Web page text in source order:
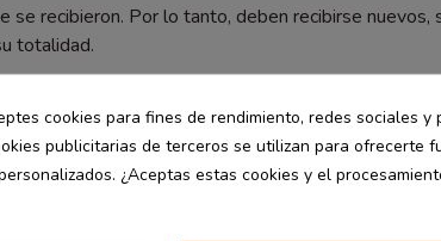
recibieron. Por lo tanto, deben recibirse
totalidad.
velas de chocolate, bengalas,…)
cookies para fines de rendimiento, redes sociales y
publicitarias de terceros se utilizan para ofrecerte
¿Aceptas estas cookies y el